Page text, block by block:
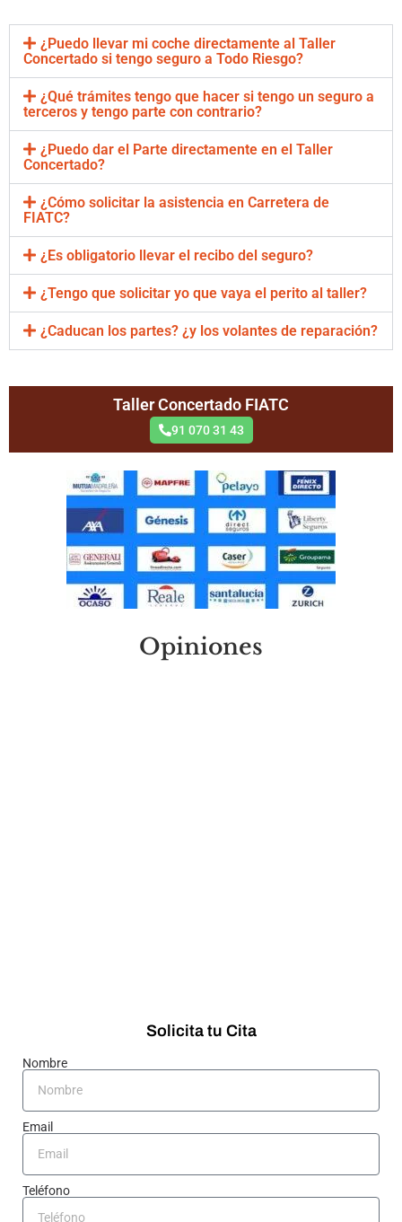
¿Puedo llevar mi coche directamente al Taller
Concertado si tengo seguro a Todo Riesgo?
¿Qué trámites tengo que hacer si tengo un seguro a
terceros y tengo parte con contrario?
¿Puedo dar el Parte directamente en el Taller
Concertado?
¿Cómo solicitar la asistencia en Carretera de
FIATC?
¿Es obligatorio llevar el recibo del seguro?
¿Tengo que solicitar yo que vaya el perito al taller?
¿Caducan los partes? ¿y los volantes de reparación?
Taller Concertado FIATC
91 070 31 43
Opiniones
Solicita tu Cita
Nombre
Email
Teléfono